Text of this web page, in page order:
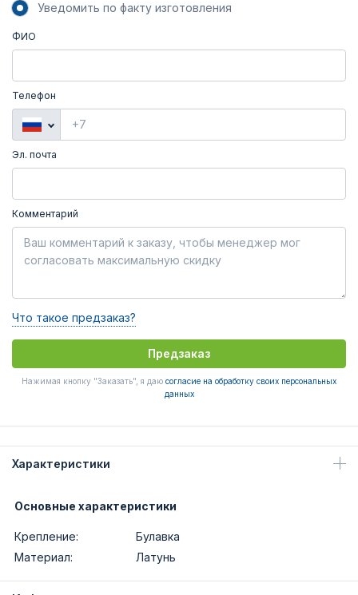
Уведомить по факту изготовления
ФИО
Телефон
Эл. почта
Комментарий
Что такое предзаказ?
Предзаказ
Нажимая кнопку "Заказать", я даю согласие на обработку своих персональных
данных
Характеристики
Основные характеристики
Крепление:
Булавка
Материал:
Латунь